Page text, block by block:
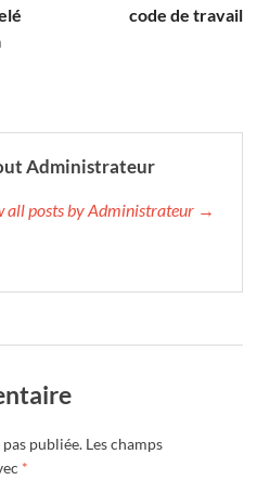
code de travail
Administrateur
all posts by Administrateur →
publiée. Les champs
*